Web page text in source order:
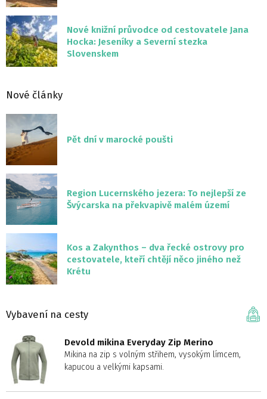
Nové knižní průvodce od cestovatele Jana
Hocka: Jeseníky a Severní stezka
Slovenskem
Nové články
Pět dní v marocké poušti
Region Lucernského jezera: To nejlepší ze
Švýcarska na překvapivě malém území
Kos a Zakynthos – dva řecké ostrovy pro
cestovatele, kteří chtějí něco jiného než
Krétu
Vybavení na cesty
Devold mikina Everyday Zip Merino
Mikina na zip s volným střihem, vysokým límcem,
kapucou a velkými kapsami.